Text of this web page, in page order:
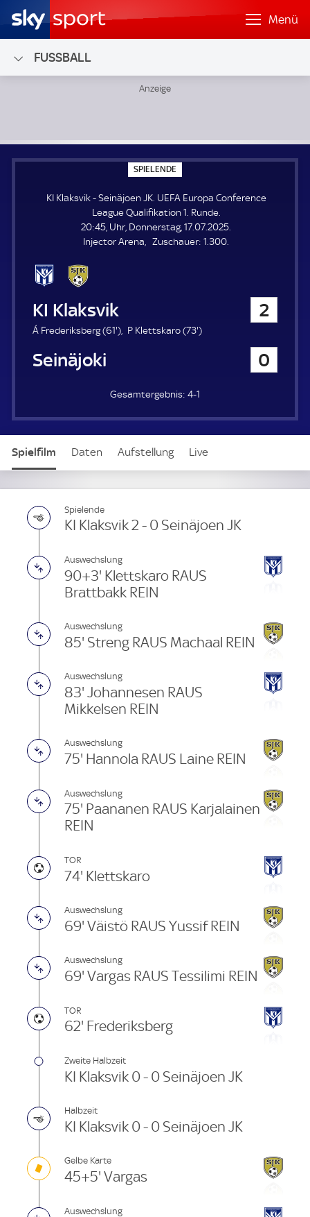
Menü
FUSSBALL
SPIELENDE
P
E
E
N
E
KI Klaksvik - Seinäjoen JK. UEFA Europa Conference
League Qualifikation 1. Runde.
20:45, Uhr, Donnerstag, 17.07.2025.
Injector Arena
Zuschauer: Z1.300.
KI Klaksvik 2
Á Frederiksberg (61'6
n
) P Klettskaro (73'7
n
)
Seinäjoen JK 0
4-1
Spielfilm Daten Aufstellung Live
Spielende
KI Klaksvik 2 - 0 Seinäjoen JK
Auswechslung
90+3' Klettskaro RAUS
Brattbakk REIN
Auswechslung
85' Streng RAUS Machaal REIN
Auswechslung
83' Johannesen RAUS
Mikkelsen REIN
Auswechslung
75' Hannola RAUS Laine REIN
Auswechslung
75' Paananen RAUS Karjalainen
REIN
TOR
74' Klettskaro
Auswechslung
69' Väistö RAUS Yussif REIN
Auswechslung
69' Vargas RAUS Tessilimi REIN
TOR
62' Frederiksberg
Zweite Halbzeit
KI Klaksvik 0 - 0 Seinäjoen JK
Halbzeit
KI Klaksvik 0 - 0 Seinäjoen JK
Gelbe Karte
45+5' Vargas
Auswechslung